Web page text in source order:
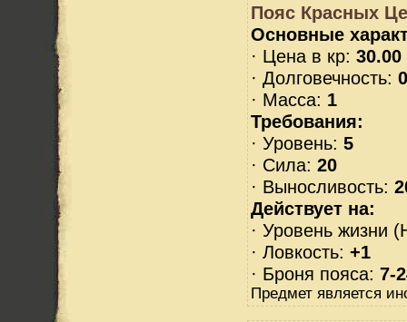
Пояс Красных
Основные
· Цена в кр: 30.00
· Долговечность:
· Масса: 1
Требования:
· Уровень: 5
· Сила: 20
· Выносливость:
Действует на:
· Уровень жизни
· Ловкость: +1
· Броня пояса: 7-
Предмет является